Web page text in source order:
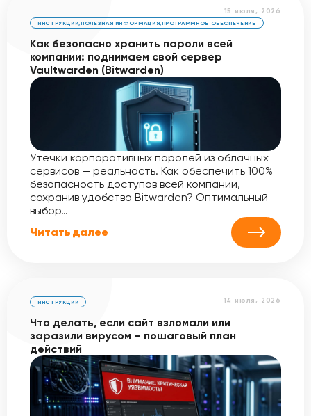
15 июля, 2026
ИНСТРУКЦИИ,ПОЛЕЗНАЯ ИНФОРМАЦИЯ,ПРОГРАММНОЕ ОБЕСПЕЧЕНИЕ
Как безопасно хранить пароли всей
компании: поднимаем свой сервер
Vaultwarden (Bitwarden)
Утечки корпоративных паролей из облачных
сервисов — реальность. Как обеспечить 100%
безопасность доступов всей компании,
сохранив удобство Bitwarden? Оптимальный
выбор…
Читать далее
14 июля, 2026
ИНСТРУКЦИИ
Что делать, если сайт взломали или
заразили вирусом – пошаговый план
действий